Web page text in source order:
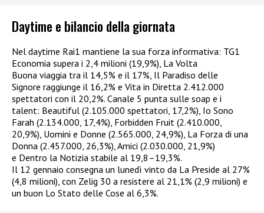
Daytime e bilancio della giornata
Nel daytime Rai1 mantiene la sua forza informativa: TG1
Economia supera i 2,4 milioni (19,9%), La Volta
Buona viaggia tra il 14,5% e il 17%, Il Paradiso delle
Signore raggiunge il 16,2% e Vita in Diretta 2.412.000
spettatori con il 20,2%. Canale 5 punta sulle soap e i
talent: Beautiful (2.105.000 spettatori, 17,2%), Io Sono
Farah (2.134.000, 17,4%), Forbidden Fruit (2.410.000,
20,9%), Uomini e Donne (2.565.000, 24,9%), La Forza di una
Donna (2.457.000, 26,3%), Amici (2.030.000, 21,9%)
e Dentro la Notizia stabile al 19,8–19,3%.​
Il 12 gennaio consegna un lunedì vinto da La Preside al 27%
(4,8 milioni), con Zelig 30 a resistere al 21,1% (2,9 milioni) e
un buon Lo Stato delle Cose al 6,3%.